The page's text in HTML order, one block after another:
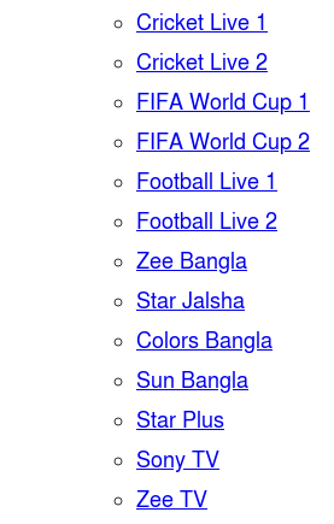
Cricket Live 1
Cricket Live 2
FIFA World Cup 1
FIFA World Cup 2
Football Live 1
Football Live 2
Zee Bangla
Star Jalsha
Colors Bangla
Sun Bangla
Star Plus
Sony TV
Zee TV